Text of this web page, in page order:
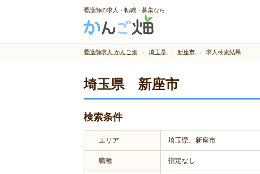
看護師の求人・転職・募集なら
看護師求人 かんご畑 埼玉県 新座市 求人検索結果
埼玉県 新座市
検索条件
エリア 埼玉県、新座市
職種 指定なし